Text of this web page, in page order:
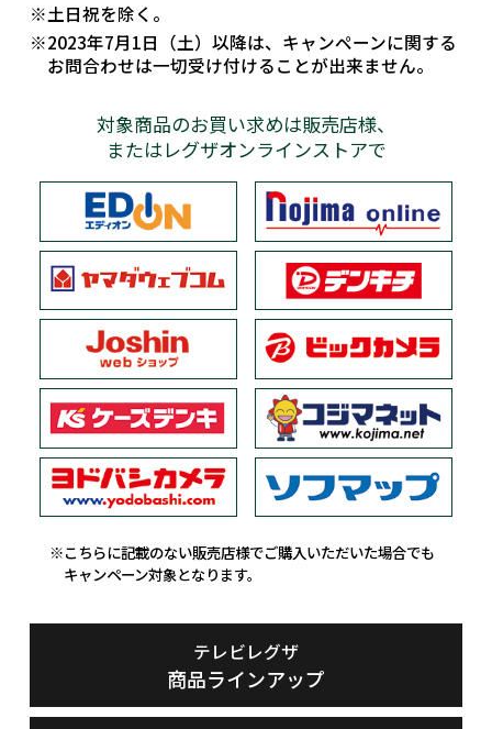
※土日祝を除く。
※2023年7月1日（土）以降は、キャンペーンに関する
お問合わせは一切受け付けることが出来ません。
対象商品のお買い求めは販売店様、
またはレグザオンラインストアで
※こちらに記載のない販売店様でご購入いただいた場合でも
キャンペーン対象となります。
テレビレグザ
商品ラインアップ